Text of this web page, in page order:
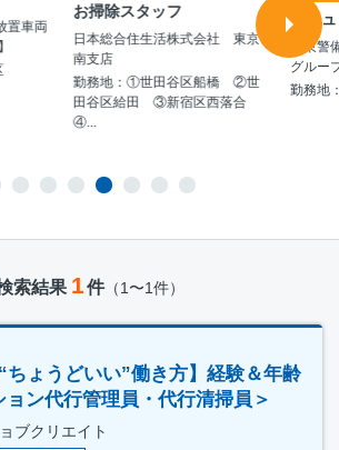
置車両
お掃除スタッフ
日本総合住生活株式会社 東京
南支店
勤務地：①世田谷区船橋 ②世
田谷区給田 ③新宿区西落合
④...
セキ
極東警
グルー
勤務地
索結果 1件（1〜1件）
ちょうどいい”働き方】経験＆年齢
ン代行管理員・代行清掃員＞
ブクリエイト